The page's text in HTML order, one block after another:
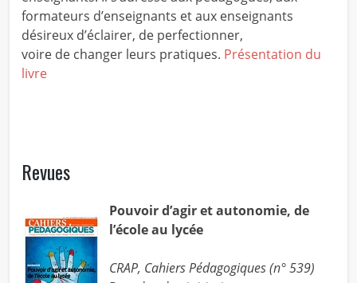
formateurs d’enseignants et aux enseignants
désireux d’éclairer, de perfectionner,
voire de changer leurs pratiques. Présentation du
livre
Revues
Pouvoir d’agir et autonomie, de
l’école au lycée
CRAP, Cahiers Pédagogiques (n° 539)